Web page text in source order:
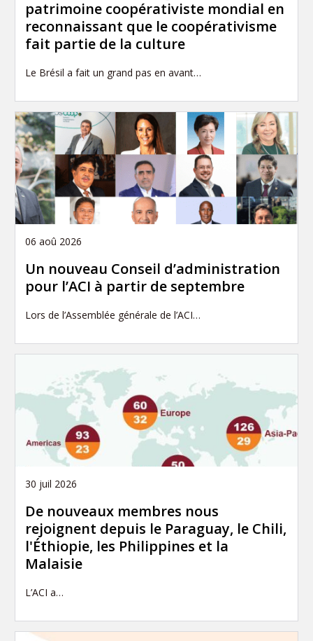
patrimoine coopérativiste mondial en
reconnaissant que le coopérativisme
fait partie de la culture
Le Brésil a fait un grand pas en avant…
06 aoû 2026
Un nouveau Conseil d’administration
pour l’ACI à partir de septembre
Lors de l’Assemblée générale de l’ACI…
30 juil 2026
De nouveaux membres nous
rejoignent depuis le Paraguay, le Chili,
l'Éthiopie, les Philippines et la
Malaisie
L’ACI a…